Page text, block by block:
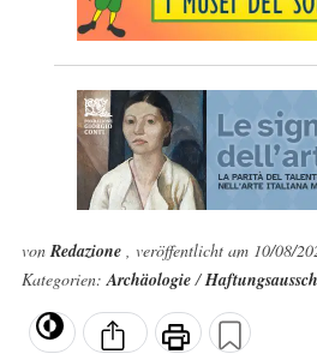
vonRedazione , veröffentlicht am 10/08/
Kategorien:Archäologie/